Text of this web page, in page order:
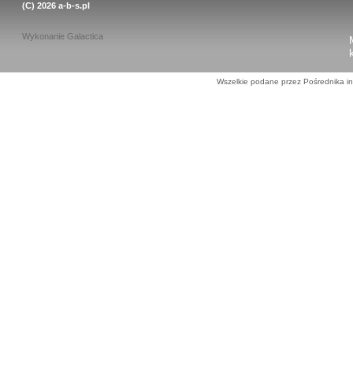
(C) 2026 a-b-s.pl
Wykonanie Galactica
Wszelkie podane przez Pośrednika